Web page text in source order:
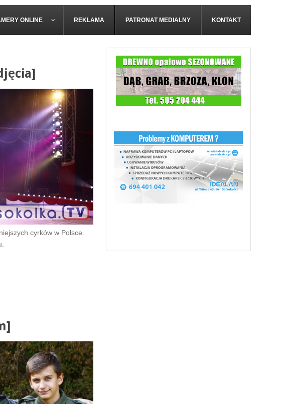
ONLINE REKLAMA PATRONAT MEDIALNY KONTAKT
cyrków w Polsce.